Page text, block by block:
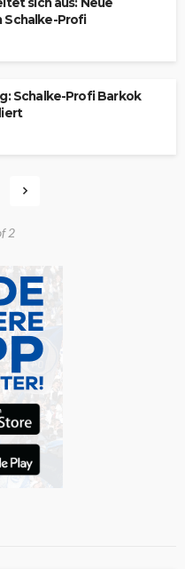
Schalke-Profi
Schalke-Profi Barkok
2